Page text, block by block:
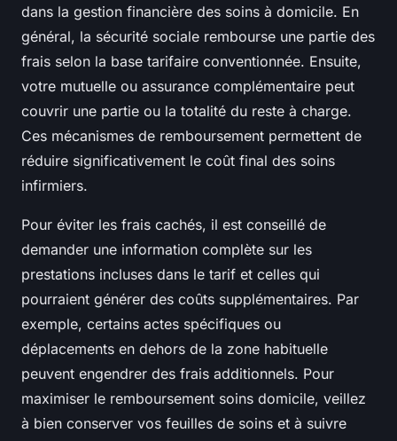
dans la gestion financière des soins à domicile. En
général, la sécurité sociale rembourse une partie des
frais selon la base tarifaire conventionnée. Ensuite,
votre mutuelle ou assurance complémentaire peut
couvrir une partie ou la totalité du reste à charge.
Ces mécanismes de remboursement permettent de
réduire significativement le coût final des soins
infirmiers.
Pour éviter les frais cachés, il est conseillé de
demander une information complète sur les
prestations incluses dans le tarif et celles qui
pourraient générer des coûts supplémentaires. Par
exemple, certains actes spécifiques ou
déplacements en dehors de la zone habituelle
peuvent engendrer des frais additionnels. Pour
maximiser le remboursement soins domicile, veillez
à bien conserver vos feuilles de soins et à suivre